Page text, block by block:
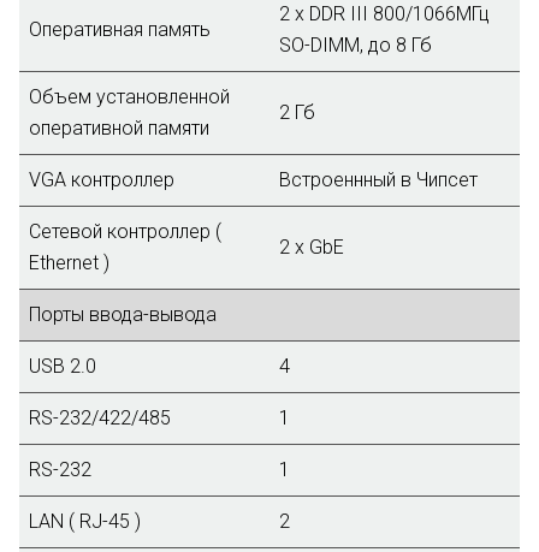
Оперативная память
2 х DDR III 800/1066МГц
SO-DIMM, до 8 Гб
Объем установленной
оперативной памяти
2 Гб
VGA контроллер Встроеннный в Чипсет
Сетевой контроллер (
Ethernet )
2 x GbE
Порты ввода-вывода
USB 2.0 4
RS-232/422/485 1
RS-232 1
LAN ( RJ-45 ) 2